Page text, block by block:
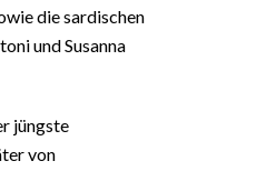
die sardischen
und Susanna
jüngste
von